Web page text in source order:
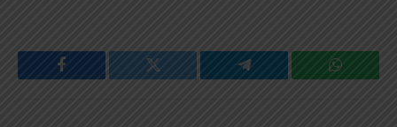
Facebook Twitter Telegram